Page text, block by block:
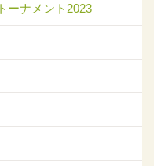
ーナメント2023